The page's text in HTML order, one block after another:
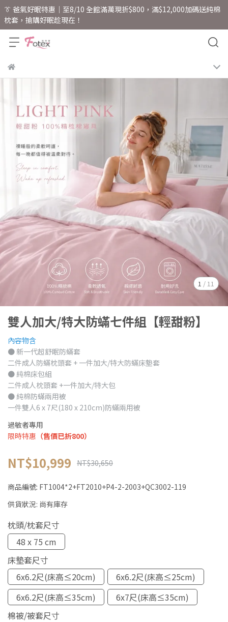
👔 爸氣好眠特惠｜至8/10 全館滿萬現折$800，滿$12,000加碼送純棉
枕套，搶購好眠趁現在！
1 / 11
雙人加大/特大防蟎七件組【輕甜粉】
內容物含
● 新一代超舒眠防蟎套
二件成人防蟎枕頭套 + 一件加大/特大防蟎床墊套
● 純棉床包組
二件成人枕頭套 +一件加大/特大包
● 純棉防蟎兩用被
一件雙人6 x 7尺(180 x 210cm)防蟎兩用被
過敏者專用
限時特惠 （售價已折800）
NT$10,999 NT$30,650
商品編號: FT1004*2+FT2010+P4-2-2003+QC3002-119
供貨狀況: 尚有庫存
枕頭/枕套尺寸
48 x 75 cm
床墊套尺寸
6x6.2尺(床高≤20cm)
6x6.2尺(床高≤25cm)
6x6.2尺(床高≤35cm)
6x7尺(床高≤35cm)
棉被/被套尺寸